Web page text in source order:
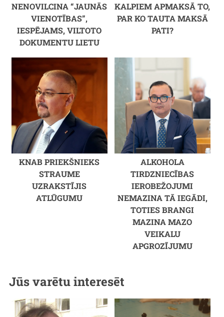
NENOVILCINA “JAUNĀS
VIENOTĪBAS”,
IESPĒJAMS, VILTOTO
DOKUMENTU LIETU
KALPIEM APMAKSĀ TO,
PAR KO TAUTA MAKSĀ
PATI?
KNAB PRIEKŠNIEKS
STRAUME
UZRAKSTĪJIS
ATLŪGUMU
ALKOHOLA
TIRDZNIECĪBAS
IEROBEŽOJUMI
NEMAZINA TĀ IEGĀDI,
TOTIES BRANGI
MAZINA MAZO
VEIKALU
APGROZĪJUMU
Jūs varētu interesēt